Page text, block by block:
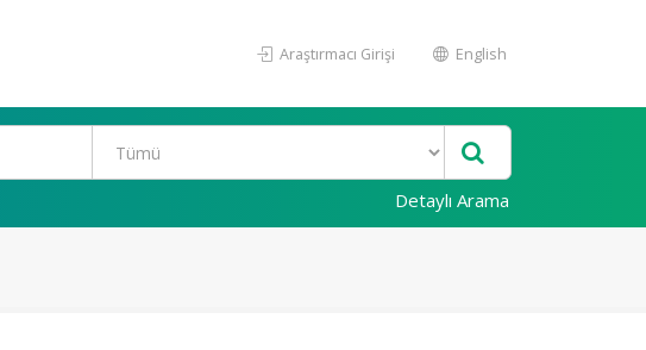
Araştırmacı Girişi English
Detaylı Arama